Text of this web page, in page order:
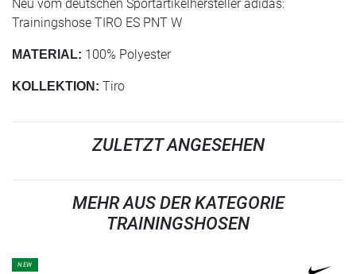
Neu vom deutschen Sportartikelhersteller adidas:
Trainingshose TIRO ES PNT W
MATERIAL: 100% Polyester
KOLLEKTION: Tiro
ZULETZT ANGESEHEN
MEHR AUS DER KATEGORIE
TRAININGSHOSEN
NEW